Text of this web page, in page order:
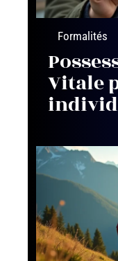
Formalités
Vitale